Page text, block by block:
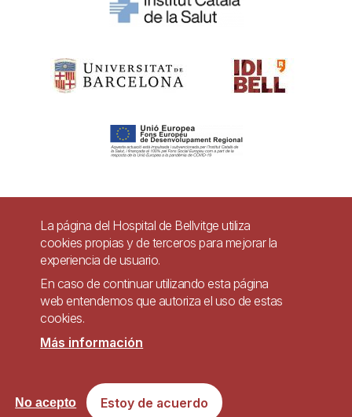
Pie
página
Contacto
Accesibilidad
Política de Privacidad de Sistemas de Videovigilancia
Sitio web accesible de conformidad con el Real Decreto 1112/2018, de 7 de
septiembre, sobre accesibilidad de los sitios web y aplicaciones para
La página del Hospital de Bellvitge utiliza
cookies propias y de terceros para mejorar la
experiencia de usuario.
En caso de continuar utilizando esta página
web entendemos que autoriza el uso de estas
cookies.
Más información
Estoy de acuerdo
No acepto